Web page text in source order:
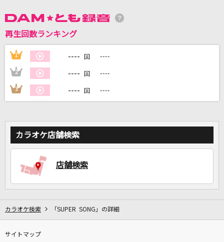
再生回数ランキング
1 ---- 回 ----
2 ---- 回 ----
3 ---- 回 ----
カラオケ店舗検索
店舗検索
カラオケ検索 「SUPER SONG」の詳細
サイトマップ